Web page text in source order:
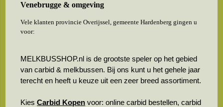
Venebrugge & omgeving
Vele klanten provincie Overijssel, gemeente Hardenberg gingen u
voor:
MELKBUSSHOP.nl is de grootste speler op het gebied
van carbid & melkbussen. Bij ons kunt u het gehele jaar
terecht en heeft u keuze uit een zeer breed assortiment.
KiesCarbid Kopen voor: online carbid bestellen, carbid